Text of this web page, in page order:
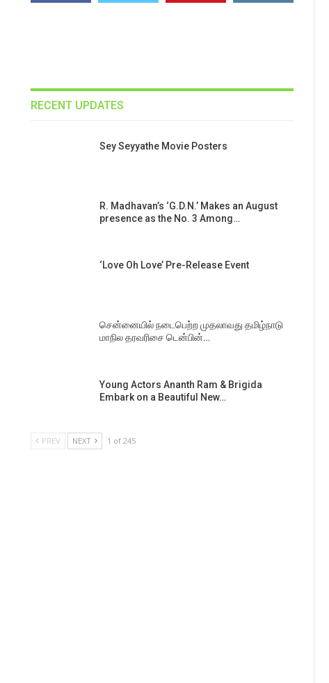
RECENT UPDATES
Sey Seyyathe Movie Posters
R. Madhavan’s ‘G.D.N.’ Makes an August
presence as the No. 3 Among…
‘Love Oh Love’ Pre-Release Event
சென்னையில் நடைபெற்ற முதலாவது தமிழ்நாடு
மாநில தரவரிசை டென்பின்…
Young Actors Ananth Ram & Brigida
Embark on a Beautiful New…
PREV NEXT 1 of 245